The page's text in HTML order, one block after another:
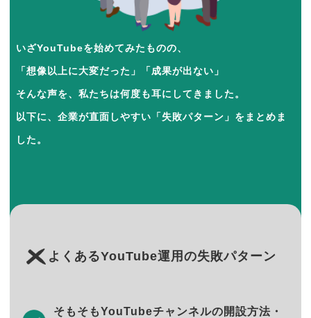
いざYouTubeを始めてみたものの、
「想像以上に大変だった」「成果が出ない」
そんな声を、私たちは何度も耳にしてきました。
以下に、企業が直面しやすい「失敗パターン」をまとめま
した。
よくあるYouTube運用の失敗パターン
そもそもYouTubeチャンネルの開設方法・